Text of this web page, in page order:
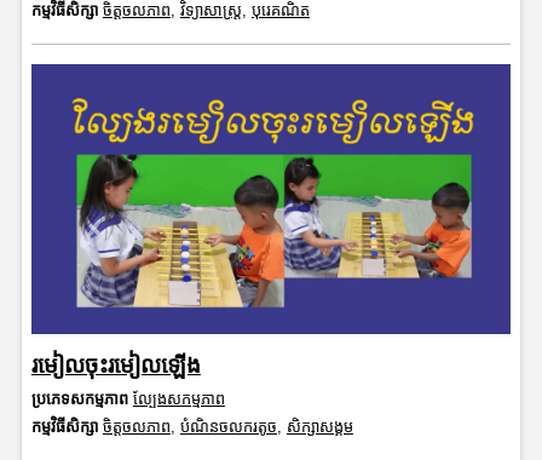
កម្មវិធីសិក្សា ចិត្តចលភាព, វិទ្យាសាស្រ្ត, បុរេគណិត
រមៀលចុះរមៀលឡើង
ប្រភេទសកម្មភាព ល្បែងសកម្មភាព
កម្មវិធីសិក្សា ចិត្តចលភាព បំណិនចលករតូច សិក្សាសង្គម